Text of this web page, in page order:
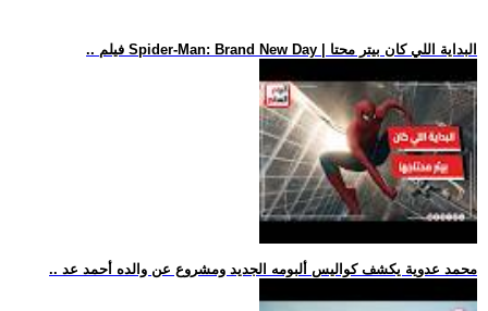
.. فيلم Spider-Man: Brand New Day | البداية اللي كان بيتر محتا
.. محمد عدوية يكشف كواليس ألبومه الجديد ومشروع عن والده أحمد عد